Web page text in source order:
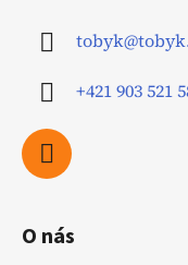
tobyk@
+421 903 521
O nás